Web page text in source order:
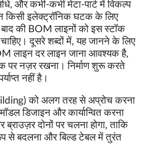
और कभी-कभी मेटा-पार्ट में विकल्प
इलेक्ट्रॉनिक घटक के लिए
की BOM लाइनों को इस स्टॉक
दूसरे शब्दों में, यह जानने के लिए
लाइन दर लाइन जाना आवश्यक है,
पर नज़र रखना। निर्माण शुरू करते
नहीं है।
को अलग तरह से अप्रोच करना
डिजाइन और कार्यान्वित करना
दोनों पर चलना होगा, ताकि
से बदलना और बिल्ड टेबल में तुरंत